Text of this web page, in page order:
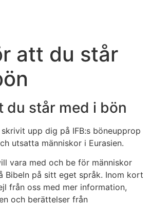
att du står
du står med i bön
upp dig på IFB:s böneupprop
utsatta människor i Eurasien.
vara med och be för människor
Bibeln på sitt eget språk. Inom kort
från oss med mer information,
och berättelser från